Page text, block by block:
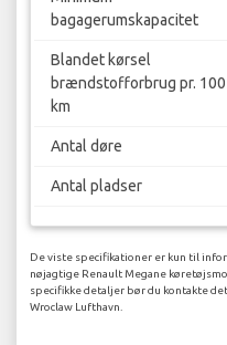
bagagerumskapacitet
Blandet kørsel
brændstofforbrug pr. 100
km
Antal døre
Antal pladser
De viste specifikationer er kun til
nøjagtige Renault Megane
specifikke detaljer bør du kontakte
Wroclaw Lufthavn.